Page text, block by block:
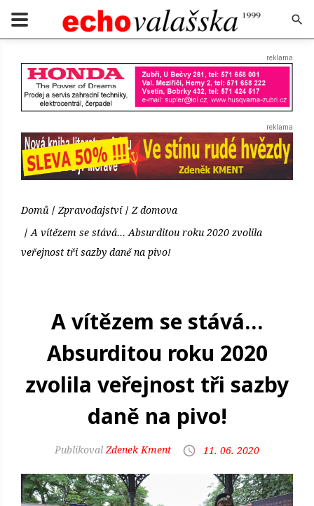
Domů Zpravodajství
Z domova
A vítězem se stává… Absurditou roku 2020 zvolila
veřejnost tři sazby daně na pivo!
A vítězem se stává…
Absurditou roku 2020
zvolila veřejnost tři sazby
daně na pivo!
Zdenek Kment 11. 06. 2020